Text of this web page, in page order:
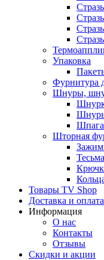
Упаковка
Фурнитура
Шнуры,
Шторная
Товары TV Shop
Доставка и оплата
Информация
О нас
Контакты
Отзывы
Скидки и акции